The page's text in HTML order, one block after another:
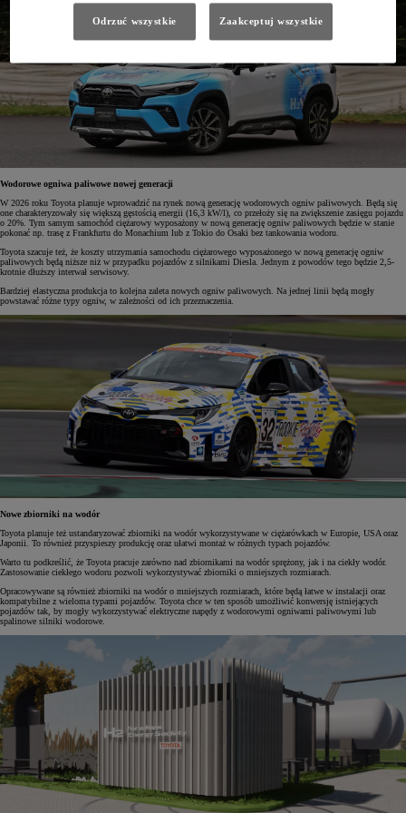
Wodorowe ogniwa paliwowe nowej generacji
W 2026 roku Toyota planuje wprowadzić na rynek nową generację wodorowych ogniw paliwowych. Będą się
one charakteryzowały się większą gęstością energii (16,3 kW/l), co przełoży się na zwiększenie zasięgu pojazdu
o 20%. Tym samym samochód ciężarowy wyposażony w nową generację ogniw paliwowych będzie w stanie
pokonać np. trasę z Frankfurtu do Monachium lub z Tokio do Osaki bez tankowania wodoru.
Toyota szacuje też, że koszty utrzymania samochodu ciężarowego wyposażonego w nową generację ogniw
paliwowych będą niższe niż w przypadku pojazdów z silnikami Diesla. Jednym z powodów tego będzie 2,5-
krotnie dłuższy interwał serwisowy.
Bardziej elastyczna produkcja to kolejna zaleta nowych ogniw paliwowych. Na jednej linii będą mogły
powstawać różne typy ogniw, w zależności od ich przeznaczenia.
Nowe zbiorniki na wodór
Toyota planuje też ustandaryzować zbiorniki na wodór wykorzystywane w ciężarówkach w Europie, USA oraz
Japonii. To również przyspieszy produkcję oraz ułatwi montaż w różnych typach pojazdów.
Warto tu podkreślić, że Toyota pracuje zarówno nad zbiornikami na wodór sprężony, jak i na ciekły wodór.
Zastosowanie ciekłego wodoru pozwoli wykorzystywać zbiorniki o mniejszych rozmiarach.
Opracowywane są również zbiorniki na wodór o mniejszych rozmiarach, które będą łatwe w instalacji oraz
kompatybilne z wieloma typami pojazdów. Toyota chce w ten sposób umożliwić konwersję istniejących
pojazdów tak, by mogły wykorzystywać elektryczne napędy z wodorowymi ogniwami paliwowymi lub
spalinowe silniki wodorowe.
Odrzuć wszystkie Zaakceptuj wszystkie